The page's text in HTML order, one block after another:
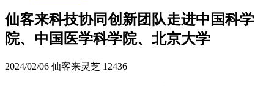
仙客来科技协同创新团队走进中国科学
院、中国医学科学院、北京大学
2024/02/06 仙客来灵芝 12436